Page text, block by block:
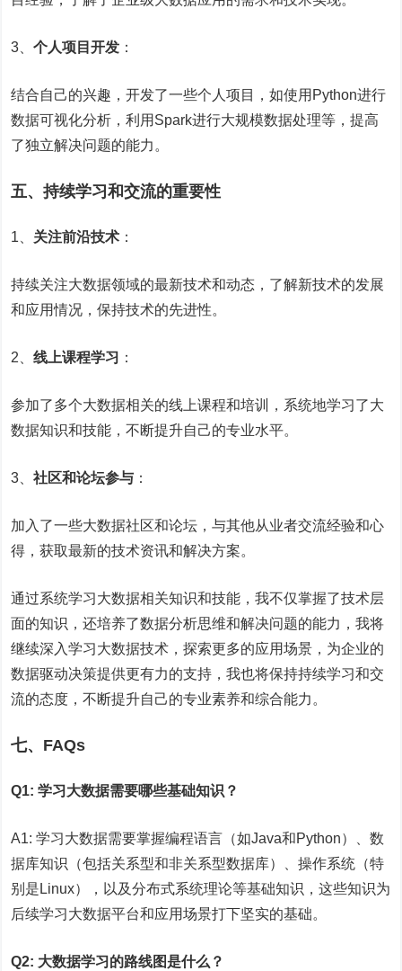
3、个人项目开发 ：
结合自己的兴趣，开发了一些个人项目，如使用Python进行
数据可视化分析，利用Spark进行大规模数据处理等，提高
了独立解决问题的能力。
五、持续学习和交流的重要性
1、 关注前沿技术 ：
持续关注大数据领域的最新技术和动态，了解新技术的发展
和应用情况，保持技术的先进性。
2、线上课程学习 ：
参加了多个大数据相关的线上课程和培训，系统地学习了大
数据知识和技能，不断提升自己的专业水平。
3、社区和论坛参与 ：
加入了一些大数据社区和论坛，与其他从业者交流经验和心
得，获取最新的技术资讯和解决方案。
通过系统学习大数据相关知识和技能，我不仅掌握了技术层
面的知识，还培养了数据分析思维和解决问题的能力，我将
继续深入学习大数据技术，探索更多的应用场景，为企业的
数据驱动决策提供更有力的支持，我也将保持持续学习和交
流的态度，不断提升自己的专业素养和综合能力。
七、FAQs
Q1: 学习大数据需要哪些基础知识？
A1: 学习大数据需要掌握编程语言（如Java和Python）、数
据库知识（包括关系型和非关系型数据库）、操作系统（特
别是Linux），以及分布式系统理论等基础知识，这些知识为
后续学习大数据平台和应用场景打下坚实的基础。
Q2: 大数据学习的路线图是什么？